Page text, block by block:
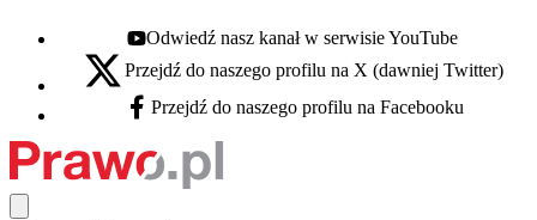
Youtube - otwiera się w nowej karcie
Odwiedź nasz kanał w serwisie YouTube
X - otwiera się w nowej karcie
Przejdź do naszego profilu na X (dawniej Twitter)
Facebook - otwiera się w nowej karcie
Przejdź do naszego profilu na Facebooku